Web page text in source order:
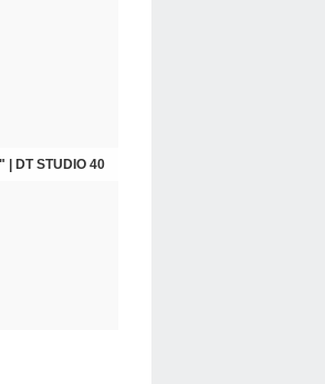
| DT STUDIO 40
| DT DIY & CIE